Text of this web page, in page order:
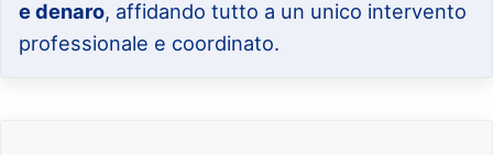
e denaro, affidando tutto a un unico intervento
professionale e coordinato.